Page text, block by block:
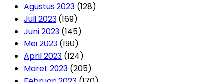
Agustus 2023 (128)
Juli 2023 (169)
Juni 2023 (145)
Mei 2023 (190)
April 2023 (124)
Maret 2023 (205)